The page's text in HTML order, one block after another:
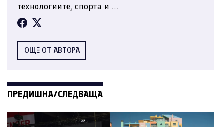
технологиите, спорта и ...
ОЩЕ ОТ АВТОРА
ПРЕДИШНА/СЛЕДВАЩА